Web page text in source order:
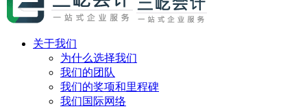
关于我们
为什么选择我们
我们的团队
我们的奖项和里程碑
我们国际网络